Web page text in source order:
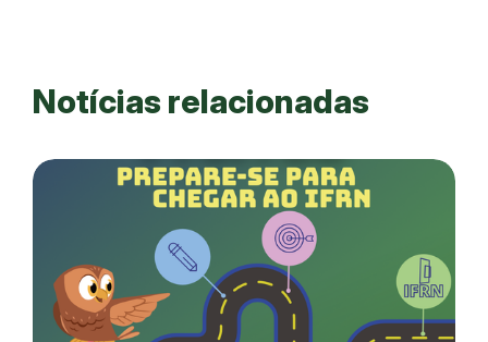
Notícias relacionadas